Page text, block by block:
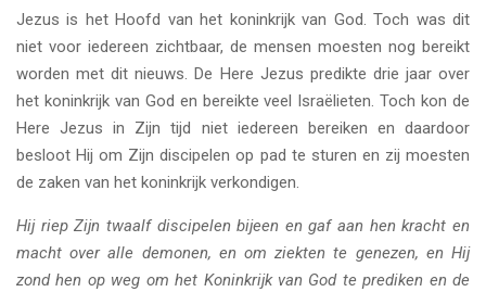
Jezus is het Hoofd van het koninkrijk van God. Toch was dit
niet voor iedereen zichtbaar, de mensen moesten nog bereikt
worden met dit nieuws. De Here Jezus predikte drie jaar over
het koninkrijk van God en bereikte veel Israëlieten. Toch kon de
Here Jezus in Zijn tijd niet iedereen bereiken en daardoor
besloot Hij om Zijn discipelen op pad te sturen en zij moesten
de zaken van het koninkrijk verkondigen.
Hij riep Zijn twaalf discipelen bijeen en gaf aan hen kracht en
macht over alle demonen, en om ziekten te genezen, en Hij
zond hen op weg om het Koninkrijk van God te prediken en de